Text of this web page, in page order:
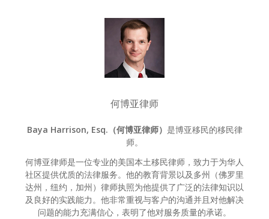
何博亚律师
Baya Harrison, Esq.（何博亚律师） 是博亚移民的移民律
师。
何博亚律师是一位专业的美国本土移民律师，致力于为华人
社区提供优质的法律服务。他的教育背景以及多州（佛罗里
达州，纽约，加州）律师执照为他提供了广泛的法律知识以
及良好的实践能力。他非常重视与客户的沟通并且对他解决
问题的能力充满信心，表明了他对服务质量的承诺。